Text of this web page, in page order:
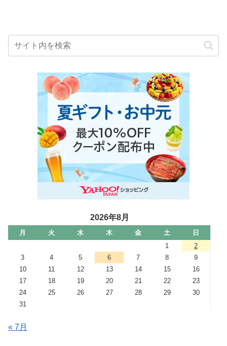
2026年8月
月 火 水 木 金 土
日
1
2
3
4 5 6 7 8
9
10
11 12 13 14 15
16
17
18 19 20 21 22
23
24
25 26 27 28 29
30
31
« 7月